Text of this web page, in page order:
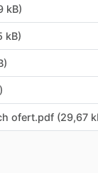
kB)
kB)
ofert.pdf (29,67